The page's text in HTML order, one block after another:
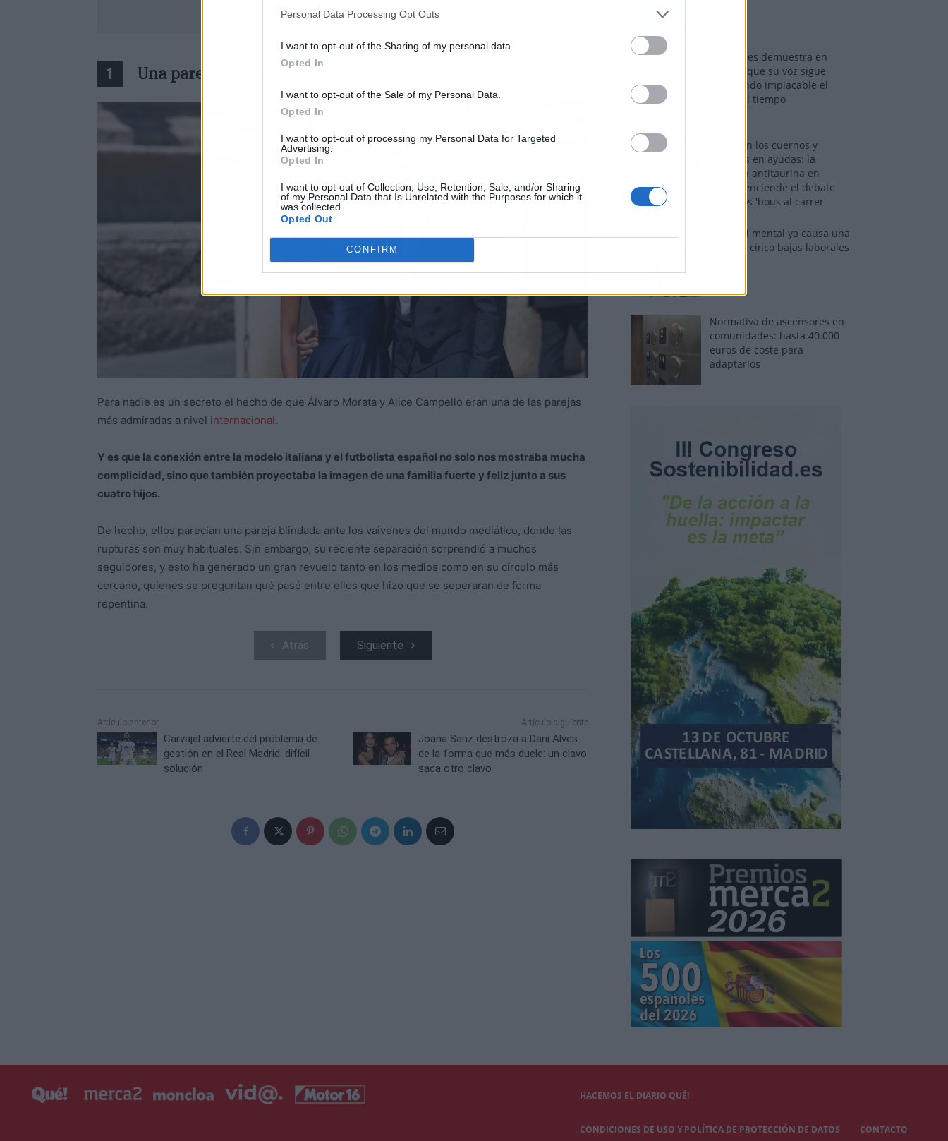
Personal Data Processing Opt Outs
I want to opt-out of the Sharing of my personal data.
Opted In
I want to opt-out of the Sale of my Personal Data.
Opted In
I want to opt-out of processing my Personal Data for Targeted
Advertising.
Opted In
I want to opt-out of Collection, Use, Retention, Sale, and/or Sharing
of my Personal Data that Is Unrelated with the Purposes for which it
was collected.
Opted Out
CONFIRM
1 Una pareja de ensueño que parecía indestructible
Para nadie es un secreto el hecho de que Álvaro Morata y Alice Campello eran una de las parejas
más admiradas a nivel internacional.
Y es que la conexión entre la modelo italiana y el futbolista español no solo nos mostraba mucha
complicidad, sino que también proyectaba la imagen de una familia fuerte y feliz junto a sus
cuatro hijos.
De hecho, ellos parecían una pareja blindada ante los vaivenes del mundo mediático, donde las
rupturas son muy habituales. Sin embargo, su reciente separación sorprendió a muchos
seguidores, y esto ha generado un gran revuelo tanto en los medios como en su círculo más
cercano, quienes se preguntan qué pasó entre ellos que hizo que se seperaran de forma
repentina.
Atrás Siguiente
Artículo anterior
Carvajal advierte del problema de
gestión en el Real Madrid: difícil
solución
Artículo siguiente
Joana Sanz destroza a Dani Alves
de la forma que más duele: un clavo
saca otro clavo
Tom Jones demuestra en
Madrid que su voz sigue
desafiando implacable el
paso del tiempo
Fuego en los cuernos y
millones en ayudas: la
rebelión antitaurina en
Alfafar enciende el debate
sobre los 'bous al carrer'
La salud mental ya causa una
de cada cinco bajas laborales
Normativa de ascensores en
comunidades: hasta 40.000
euros de coste para
adaptarlos
HACEMOS EL DIARIO QUÉ!
CONDICIONES DE USO Y POLÍTICA DE PROTECCIÓN DE DATOS CONTACTO